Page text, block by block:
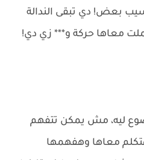
بعض! دي تبقى الندالة
معاها حركة و*** زي دي!
ليه، مش يمكن تتفهم
معاها وهفهمها